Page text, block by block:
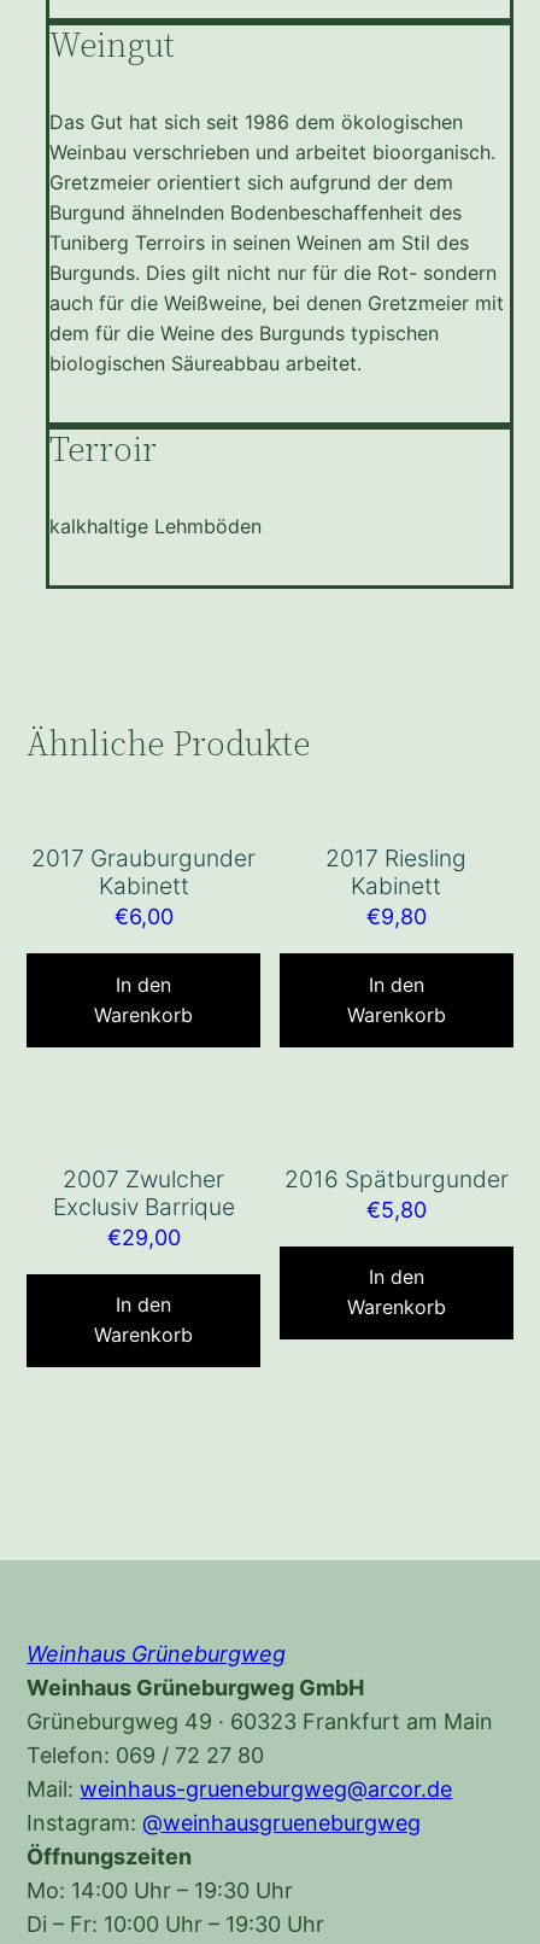
Weingut
Das Gut hat sich seit 1986 dem ökologischen
Weinbau verschrieben und arbeitet bioorganisch.
Gretzmeier orientiert sich aufgrund der dem
Burgund ähnelnden Bodenbeschaffenheit des
Tuniberg Terroirs in seinen Weinen am Stil des
Burgunds. Dies gilt nicht nur für die Rot- sondern
auch für die Weißweine, bei denen Gretzmeier mit
dem für die Weine des Burgunds typischen
biologischen Säureabbau arbeitet.
Terroir
kalkhaltige Lehmböden
Ähnliche Produkte
2017 Grauburgunder
Kabinett
€6,00
In den
Warenkorb
2017 Riesling
Kabinett
€9,80
In den
Warenkorb
2007 Zwulcher
Exclusiv Barrique
€29,00
In den
Warenkorb
2016 Spätburgunder
€5,80
In den
Warenkorb
Weinhaus Grüneburgweg
Weinhaus Grüneburgweg GmbH
Grüneburgweg 49 · 60323 Frankfurt am Main
Telefon: 069 / 72 27 80
Mail:weinhaus-grueneburgweg@arcor.de
Instagram:@weinhausgrueneburgweg
Öffnungszeiten
Mo: 14:00 Uhr – 19:30 Uhr
Di – Fr: 10:00 Uhr – 19:30 Uhr